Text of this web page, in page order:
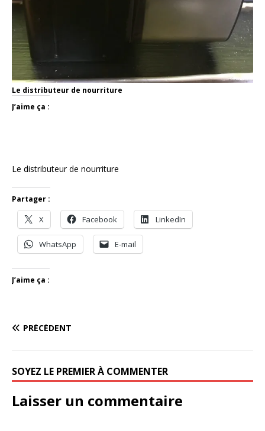
Le distributeur de nourriture
J’aime ça :
Le distributeur de nourriture
Partager :
X Facebook LinkedIn
WhatsApp E-mail
J’aime ça :
PRÉCÉDENT
SOYEZ LE PREMIER À COMMENTER
Laisser un commentaire